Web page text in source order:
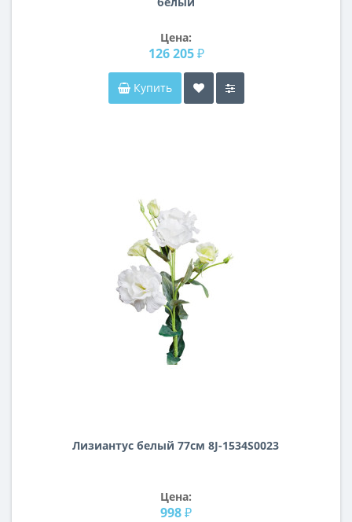
Цена:
126 205 ₽
Купить
Лизиантус белый 77см 8J-1534S0023
Цена:
998 ₽